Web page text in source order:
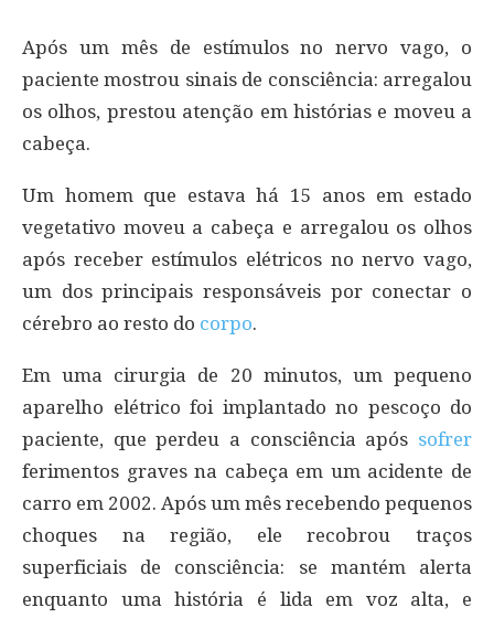
Após um mês de estímulos no nervo vago, o
paciente mostrou sinais de consciência: arregalou
os olhos, prestou atenção em histórias e moveu a
cabeça.
Um homem que estava há 15 anos em estado
vegetativo moveu a cabeça e arregalou os olhos
após receber estímulos elétricos no nervo vago,
um dos principais responsáveis por conectar o
cérebro ao resto do corpo.
Em uma cirurgia de 20 minutos, um pequeno
aparelho elétrico foi implantado no pescoço do
paciente, que perdeu a consciência após sofrer
ferimentos graves na cabeça em um acidente de
carro em 2002. Após um mês recebendo pequenos
choques na região, ele recobrou traços
superficiais de consciência: se mantém alerta
enquanto uma história é lida em voz alta, e